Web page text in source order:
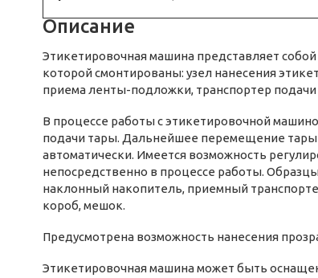
Описание
Этикетировочная машина представляет собой
которой смонтированы: узел нанесения
приема ленты-подложки, транспортер подачи
В процессе работы с этикетировочной
подачи тары. Дальнейшее перемещение тары
автоматически. Имеется возможность
непосредственно в процессе работы.
наклонный накопитель, приемный
короб, мешок.
Предусмотрена возможность нанесения
Этикетировочная машина может быть